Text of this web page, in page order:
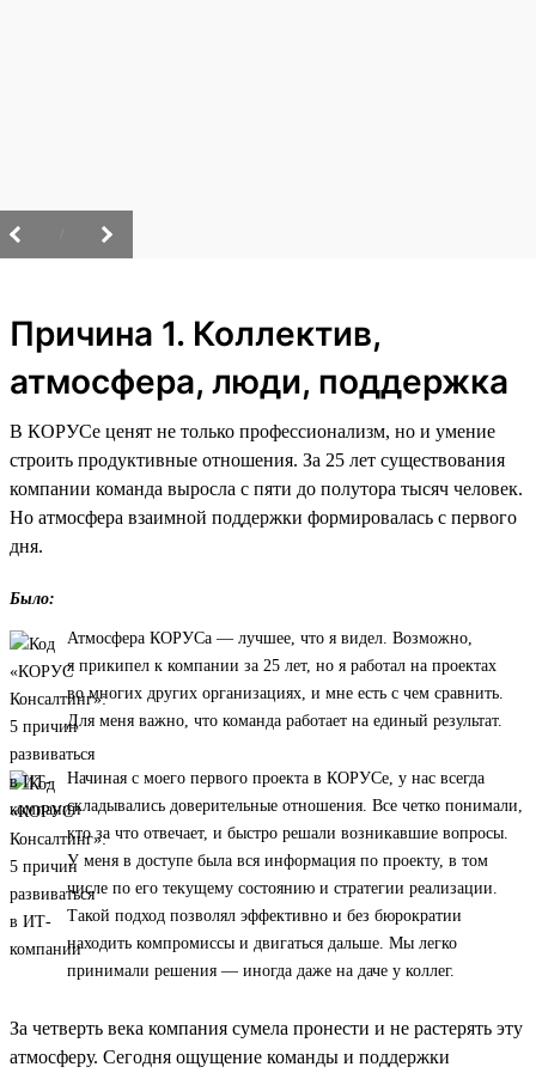
Причина 1. Коллектив,
атмосфера, люди, поддержка
В КОРУСе ценят не только профессионализм, но и умение
строить продуктивные отношения. За 25 лет существования
компании команда выросла с пяти до полутора тысяч человек.
Но атмосфера взаимной поддержки формировалась с первого
дня.
Было:
Атмосфера КОРУСа — лучшее, что я видел. Возможно,
я прикипел к компании за 25 лет, но я работал на проектах
во многих других организациях, и мне есть с чем сравнить.
Для меня важно, что команда работает на единый результат.
Начиная с моего первого проекта в КОРУСе, у нас всегда
складывались доверительные отношения. Все четко понимали,
кто за что отвечает, и быстро решали возникавшие вопросы.
У меня в доступе была вся информация по проекту, в том
числе по его текущему состоянию и стратегии реализации.
Такой подход позволял эффективно и без бюрократии
находить компромиссы и двигаться дальше. Мы легко
принимали решения — иногда даже на даче у коллег.
За четверть века компания сумела пронести и не растерять эту
атмосферу. Сегодня ощущение команды и поддержки